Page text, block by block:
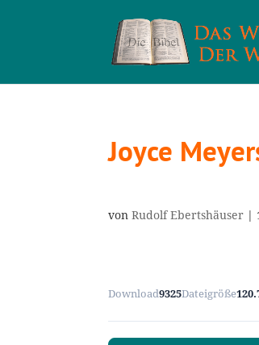
Joyce
vonRudolf Ebertshäuser |
Download9325Dateigröße